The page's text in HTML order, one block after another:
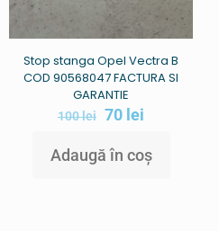
Stop stanga Opel Vectra B
COD 90568047 FACTURA SI
GARANTIE
100lei 70 lei
Adaugă în coș